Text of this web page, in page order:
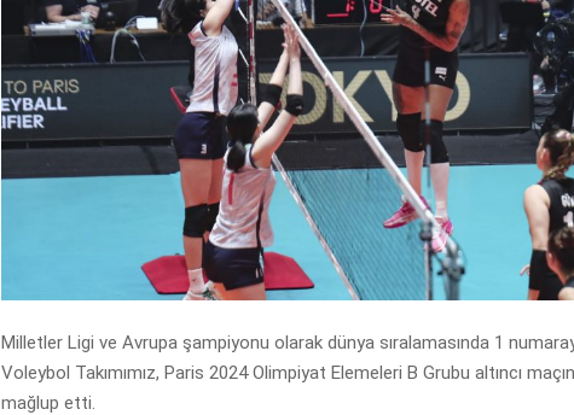
Milletler Ligi ve Avrupa şampiyonu olarak dünya sıralamasında 1
Voleybol Takımımız, Paris 2024 Olimpiyat Elemeleri B Grubu altıncı
mağlup etti.